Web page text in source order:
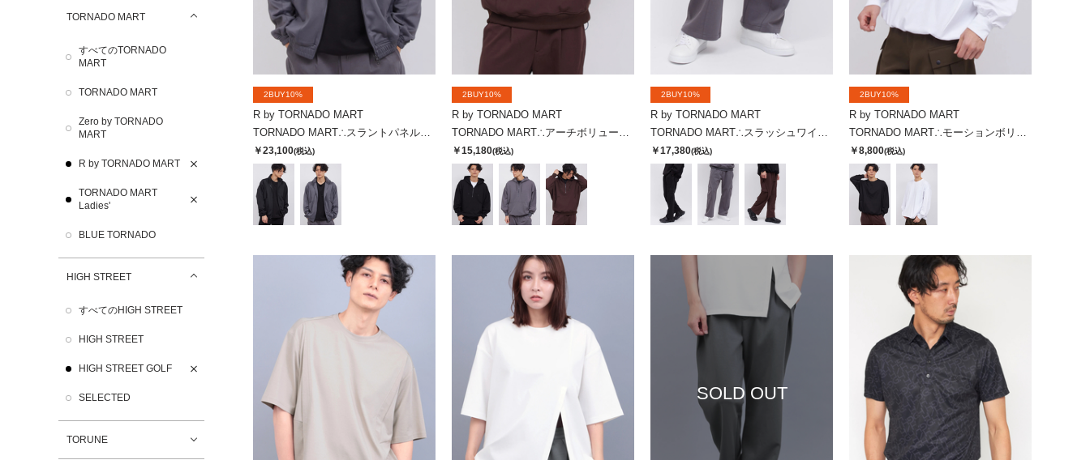
TORNADO MART
すべてのTORNADO
MART
TORNADO MART
Zero by TORNADO
MART
R by TORNADO MART
TORNADO MART
Ladies'
BLUE TORNADO
HIGH STREET
すべてのHIGH STREET
HIGH STREET
HIGH STREET GOLF
SELECTED
TORUNE
2BUY10%
R by TORNADO MART
￥23,100(税込)
2BUY10%
R by TORNADO MART
￥15,180(税込)
2BUY10%
R by TORNADO MART
￥17,380(税込)
2BUY10%
R by TORNADO MART
￥8,800(税込)
SOLD OUT